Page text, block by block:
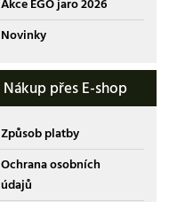
Novinky
Nákup přes E-shop
Způsob platby
Ochrana osobních
údajů